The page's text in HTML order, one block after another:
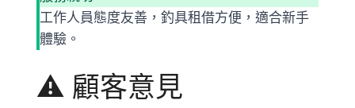
工作人員態度友善，釣具租借方便，適合新手
體驗。
⚠️ 顧客意見